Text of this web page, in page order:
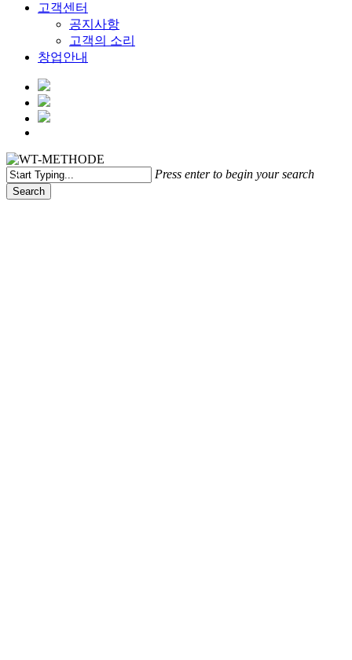
고객센터
공지사항
고객의 소리
창업안내
Press enter to begin your search
Search